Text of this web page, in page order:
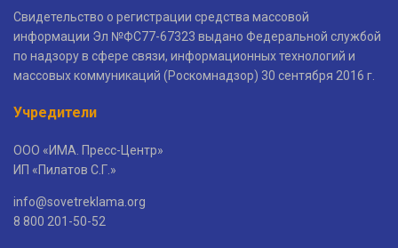
Свидетельство о регистрации средства массовой
информации Эл №ФС77-67323 выдано Федеральной службой
по надзору в сфере связи, информационных технологий и
массовых коммуникаций (Роскомнадзор) 30 сентября 2016 г.
Учредители
ООО «ИМА. Пресс-Центр»
ИП «Пилатов С.Г.»
info@sovetreklama.org
8 800 201-50-52